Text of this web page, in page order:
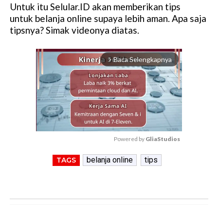
Untuk itu Selular.ID akan memberikan tips
untuk belanja online supaya lebih aman. Apa saja
tipsnya? Simak videonya diatas.
arrow_forward_ios Baca Selengkapnya
M
u
Powered by GliaStudios
TAGS belanja online tips